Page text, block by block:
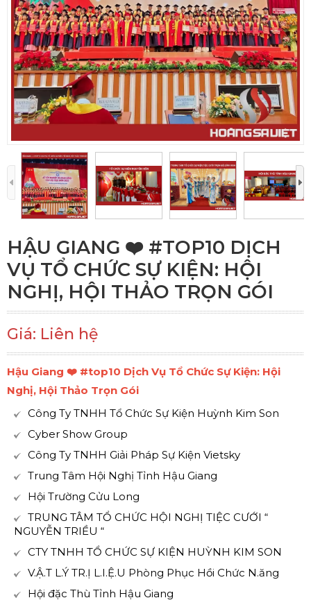
HẬU GIANG ❤️️ #TOP10 DỊCH
VỤ TỔ CHỨC SỰ KIỆN: HỘI
NGHỊ, HỘI THẢO TRỌN GÓI
Giá: Liên hệ
Hậu Giang ❤️️ #top10 Dịch Vụ Tổ Chức Sự Kiện: Hội
Nghị, Hội Thảo Trọn Gói
Công Ty TNHH Tổ Chức Sự Kiện Huỳnh Kim Son
Cyber Show Group
Công Ty TNHH Giải Pháp Sự Kiện Vietsky
Trung Tâm Hội Nghị Tỉnh Hậu Giang
Hội Trường Cửu Long
TRUNG TÂM TỔ CHỨC HỘI NGHỊ TIỆC CƯỚI “
NGUYỄN TRIỀU “
CTY TNHH TỔ CHỨC SỰ KIỆN HUỲNH KIM SON
V.Ậ.T L.Ý TR.Ị L.I.Ệ.U Phòng Phục Hồi Chức N.ăng
Hội đặc Thù Tỉnh Hậu Giang